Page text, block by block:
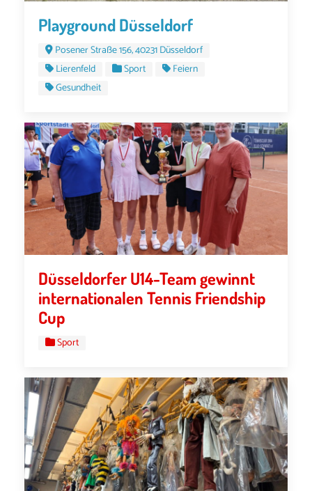
Playground Düsseldorf
Posener Straße 156, 40231 Düsseldorf
Lierenfeld
Sport
Feiern
Gesundheit
Düsseldorfer U14-Team gewinnt
internationalen Tennis Friendship
Cup
Sport